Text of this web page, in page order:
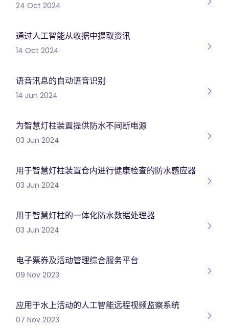
24 Oct 2024
通过人工智能从收据中提取资讯
14 Oct 2024
语音讯息的自动语音识别
14 Jun 2024
为智慧灯柱装置提供防水不间断电源
03 Jun 2024
用于智慧灯柱装置仓内进行健康检查的防水感应器
03 Jun 2024
用于智慧灯柱的一体化防水数据处理器
03 Jun 2024
电子票券及活动管理综合服务平台
09 Nov 2023
应用于水上活动的人工智能远程视频监察系统
07 Nov 2023